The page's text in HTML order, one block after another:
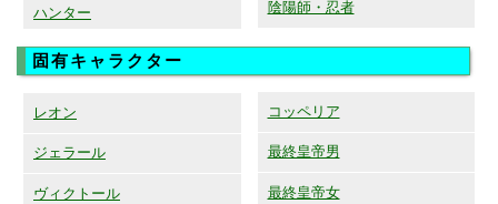
ハンター 陰陽師・忍者
固有キャラクター
レオン
ジェラール
ヴィクトール
コッペリア
最終皇帝男
最終皇帝女